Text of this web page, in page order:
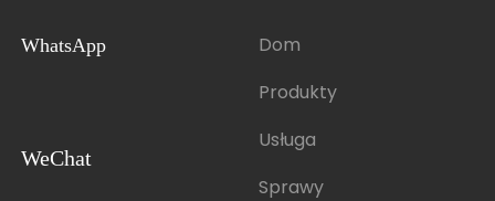
WhatsApp
WeChat
Dom
Produkty
Usługa
Sprawy